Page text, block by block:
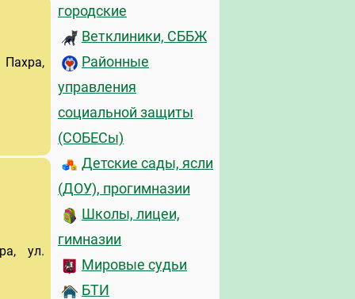
ул.
городские
Ветклиники, СББЖ
Районные
управления
социальной защиты
(СОБЕСы)
Детские сады, ясли
(ДОУ), прогимназии
Школы, лицеи,
гимназии
Мировые судьи
БТИ